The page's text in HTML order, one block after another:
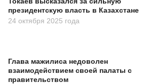
президентскую власть в Казахстане
24 октября 2025 года
Глава мажилиса недоволен
взаимодействием своей палаты с
правительством